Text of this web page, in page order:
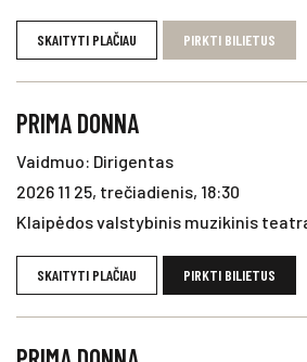
SKAITYTI PLAČIAU PIRKTI BILIETUS
PRIMA DONNA
Vaidmuo: Dirigentas
2026 11 25, trečiadienis, 18:30
Klaipėdos valstybinis muzikinis
SKAITYTI PLAČIAU PIRKTI BILIETUS